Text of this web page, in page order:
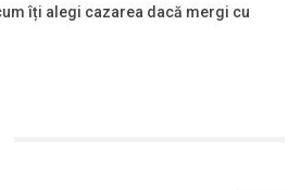
îți alegi cazarea dacă mergi cu